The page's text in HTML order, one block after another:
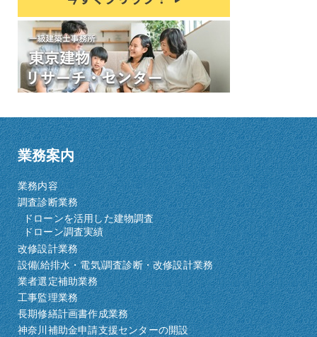
業務案内
業務内容
調査診断業務
ドローンを活用した建物調査
ドローン調査実績
改修設計業務
設備(給排水・電気)調査診断・改修設計業務
業者選定補助業務
工事監理業務
長期修繕計画書作成業務
神奈川補助金申請支援センターの開設